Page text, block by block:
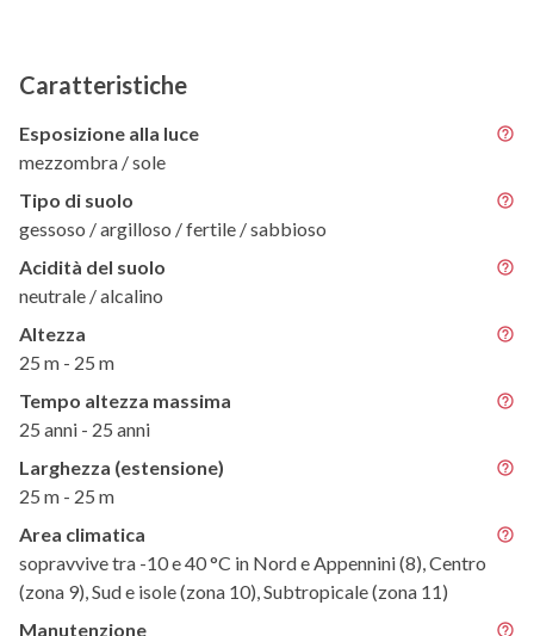
Caratteristiche
Esposizione alla luce
mezzombra / sole
Tipo di suolo
gessoso / argilloso / fertile / sabbioso
Acidità del suolo
neutrale / alcalino
Altezza
25 m - 25 m
Tempo altezza massima
25 anni - 25 anni
Larghezza (estensione)
25 m - 25 m
Area climatica
sopravvive tra -10 e 40 °C in Nord e Appennini (8), Centro
(zona 9), Sud e isole (zona 10), Subtropicale (zona 11)
Manutenzione